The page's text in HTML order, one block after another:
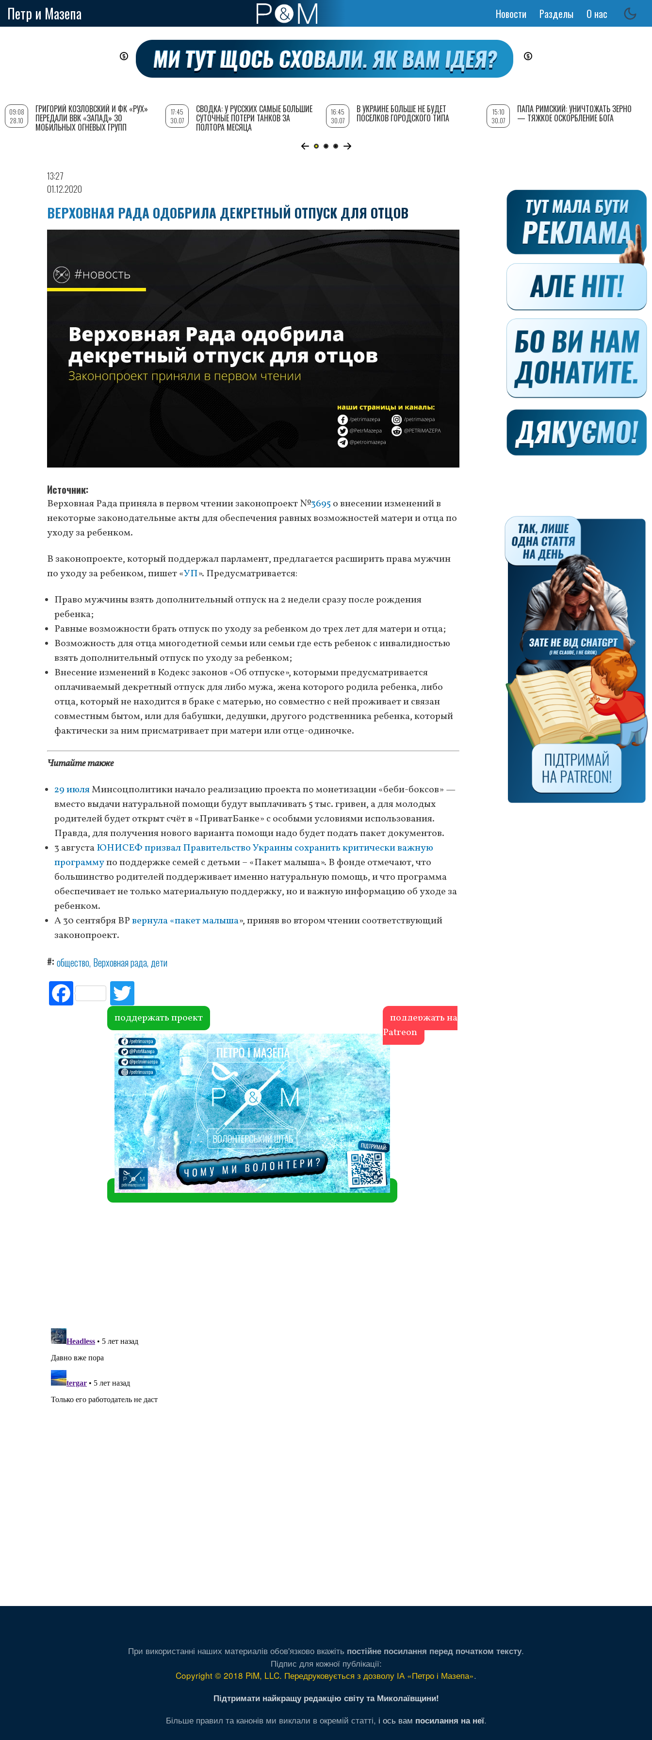
Петр и Мазепа
Основная
Новости Разделы О нас
13:27
01.12.2020
ВЕРХОВНАЯ РАДА ОДОБРИЛА ДЕКРЕТНЫЙ ОТПУСК ДЛЯ ОТЦОВ
Источник
Верховная Рада приняла в первом чтении законопроект №3695 о внесении изменений в
некоторые законодательные акты для обеспечения равных возможностей матери и отца по
уходу за ребенком.
В законопроекте, который поддержал парламент, предлагается расширить права мужчин
по уходу за ребенком, пишет «УП». Предусматривается:
Право мужчины взять дополнительный отпуск на 2 недели сразу после рождения
ребенка;
Равные возможности брать отпуск по уходу за ребенком до трех лет для матери и отца;
Возможность для отца многодетной семьи или семьи где есть ребенок с инвалидностью
взять дополнительный отпуск по уходу за ребенком;
Внесение изменений в Кодекс законов «Об отпуске», которыми предусматривается
оплачиваемый декретный отпуск для либо мужа, жена которого родила ребенка, либо
отца, который не находится в браке с матерью, но совместно с ней проживает и связан
совместным бытом, или для бабушки, дедушки, другого родственника ребенка, который
фактически за ним присматривает при матери или отце-одиночке.
Читайте также
29 июляМинсоцполитики начало реализацию проекта по монетизации «беби-боксов» —
вместо выдачи натуральной помощи будут выплачивать 5 тыс. гривен, а для молодых
родителей будет открыт счёт в «ПриватБанке» с особыми условиями использования.
Правда, для получения нового варианта помощи надо будет подать пакет документов.
3 августаЮНИСЕФ призвал Правительство Украины сохранить критически важную
программупо поддержке семей с детьми – «Пакет малыша». В фонде отмечают, что
большинство родителей поддерживает именно натуральную помощь, и что программа
обеспечивает не только материальную поддержку, но и важную информацию об уходе за
ребенком.
А 30 сентября ВРвернула «пакет малыша», приняв во втором чтении соответствующий
законопроект.
# общество Верховная рада дети
Fac
ebo itte
r
поддержать проект
поддержать на
Patreon
09:08
28.10
ГРИГОРИЙ КОЗЛОВСКИЙ И ФК «РУХ»
ПЕРЕДАЛИ ВВК «ЗАПАД» 30
МОБИЛЬНЫХ ОГНЕВЫХ ГРУПП
17:45
30.07
СВОДКА: У РУССКИХ САМЫЕ БОЛЬШИЕ
СУТОЧНЫЕ ПОТЕРИ ТАНКОВ ЗА
ПОЛТОРА МЕСЯЦА
16:45
30.07
В УКРАИНЕ БОЛЬШЕ НЕ БУДЕТ
ПОСЕЛКОВ ГОРОДСКОГО ТИПА
15:10
30.07
ПАПА РИМСКИЙ: УНИЧТОЖАТЬ ЗЕРНО
— ТЯЖКОЕ ОСКОРБЛЕНИЕ БОГА
При використанні наших материалів обов'язково вкажіть постійне посилання перед початком тексту.
Підпис для кожної публікації:
Copyright © 2018 PiM, LLC. Передруковується з дозволу ІА «Петро і Мазепа».
Підтримати найкращу редакцію світу та Миколаївщини!
Більше правил та канонів ми виклали в окремій статті, і ось вам посилання на неї.